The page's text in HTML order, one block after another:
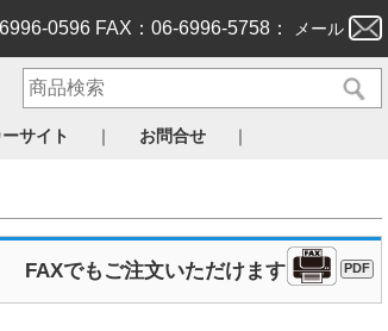
0596 FAX：06-6996-5758： メール
サイト ｜ お問合せ ｜
FAXでもご注文いただけます PDF